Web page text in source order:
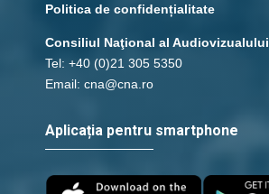
Politica de confidențialitate
Consiliul Naţional al Audiovizualului
Tel: +40 (0)21 305 5350
Email: cna@cna.ro
Aplicația pentru smartphone